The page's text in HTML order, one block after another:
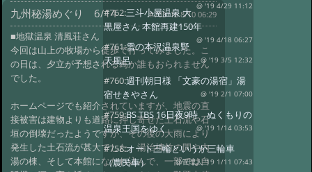
九州秘湯めぐり 6/14 #705 '16 8/10 06:29
■地獄温泉 清風荘さん
今回は山上の牧場から徒歩で行ってみました。こ
の日は、夕立が予想される為か誰もおられません
でした。
ホームページでも紹介されていますが、地震の直
接被害は建物よりも道路に押し寄せた土石流や石
垣の倒壊だったようですが、その後の大雨により
発生した土石流が甚大でした。湯治棟竹の間や内
湯の棟、そして本館になだれ込んで、一部では自
@ '19 4/29 11:12
#762:三斗小屋温泉 大
黒屋さん 本館再建150年
@ '19 4/18 06:27
#761:雪の本沢温泉野
天風呂
@ '19 3/5 12:32
#760:週刊朝日様 「文豪の湯宿」湯
宿せきやさん
@ '19 2/1 07:00
#759:BS TBS 16日夜9時 ぬくもりの
温泉王国をゆく
@ '19 1/14 03:53
#758:オート三輪というか三輪車
（農民車）
@管理人 '19 1/11 07:43